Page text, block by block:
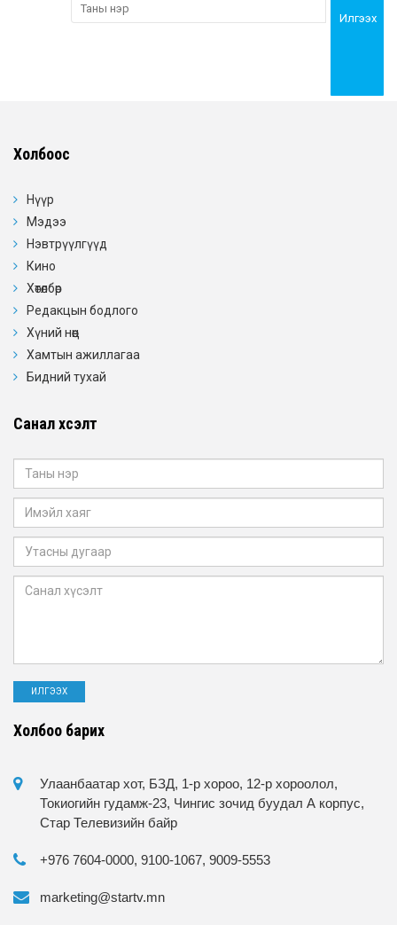
Илгээх
Холбоос
Нүүр
Мэдээ
Нэвтрүүлгүүд
Кино
Хөтөлбөр
Редакцын бодлого
Хүний нөөц
Хамтын ажиллагаа
Бидний тухай
Санал хүсэлт
Холбоо барих
Улаанбаатар хот, БЗД, 1-р хороо, 12-р хороолол,
Токиогийн гудамж-23, Чингис зочид буудал А корпус,
Стар Телевизийн байр
+976 7604-0000, 9100-1067, 9009-5553
marketing@startv.mn